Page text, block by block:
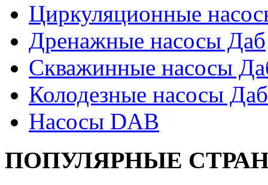
Циркуляционные
Дренажные насосы Даб
Скважинные насосы
Колодезные насосы Даб
Насосы DAB
ПОПУЛЯРНЫЕ